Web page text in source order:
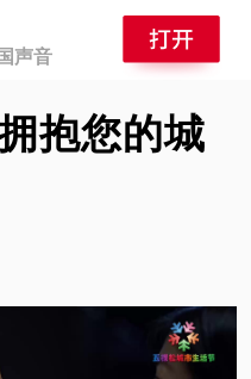
声音
抱您的城